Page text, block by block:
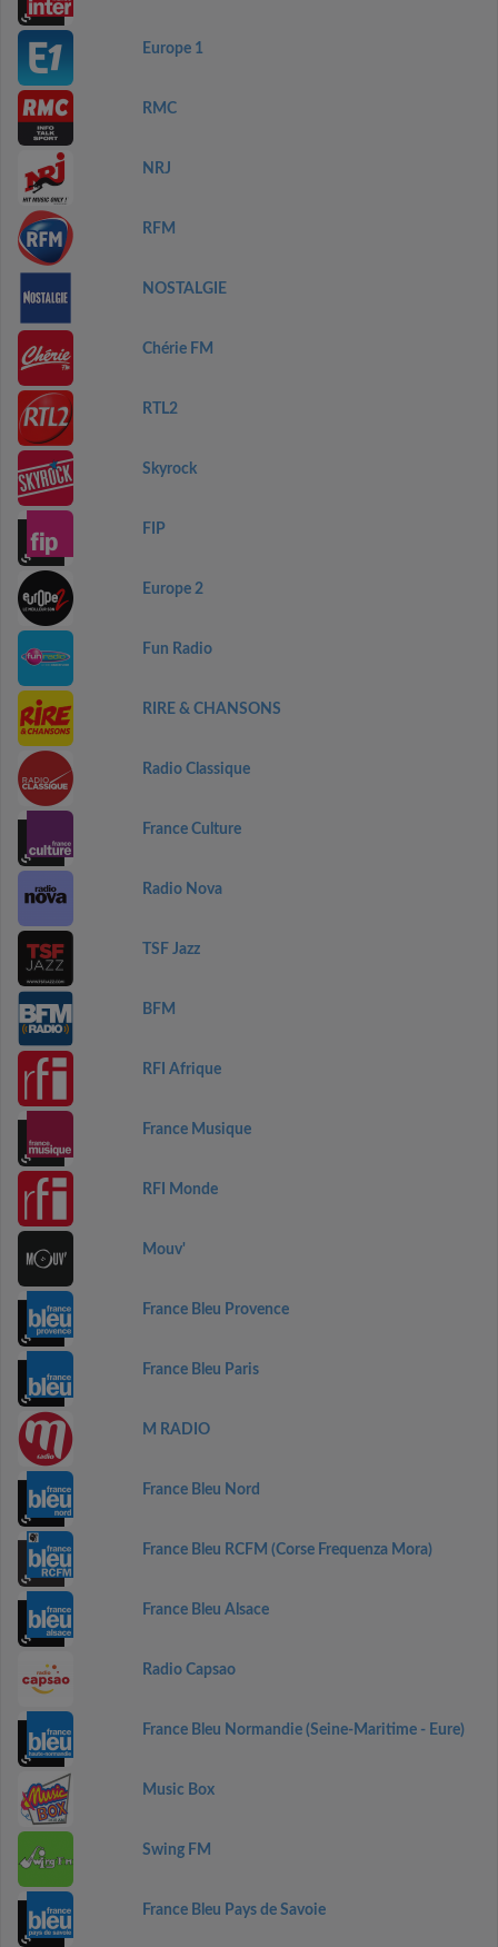
Europe 1
RMC
NRJ
RFM
NOSTALGIE
Chérie FM
RTL2
Skyrock
FIP
Europe 2
Fun Radio
RIRE & CHANSONS
Radio Classique
France Culture
Radio Nova
TSF Jazz
BFM
RFI Afrique
France Musique
RFI Monde
Mouv'
France Bleu Provence
France Bleu Paris
M RADIO
France Bleu Nord
France Bleu RCFM (Corse Frequenza Mora)
France Bleu Alsace
Radio Capsao
France Bleu Normandie (Seine-Maritime - Eure)
Music Box
Swing FM
France Bleu Pays de Savoie